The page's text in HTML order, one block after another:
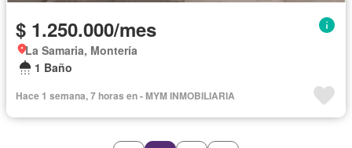
$ 1.250.000/mes
La Samaria, Montería
1 Baño
Hace 1 semana, 7 horas en - MYM INMOBILIARIA